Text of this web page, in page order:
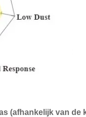
(afhankelijk van de